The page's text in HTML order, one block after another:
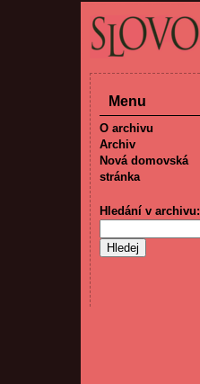
Menu
O archivu
Archiv
Nová domovská
stránka
Hledání v archivu: